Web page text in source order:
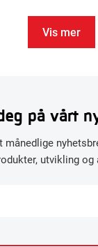
Vis mer
på vårt
månedlige
utvikling og